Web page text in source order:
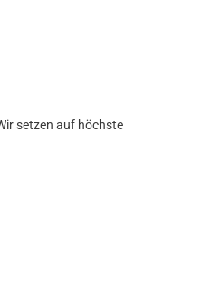
setzen auf höchste